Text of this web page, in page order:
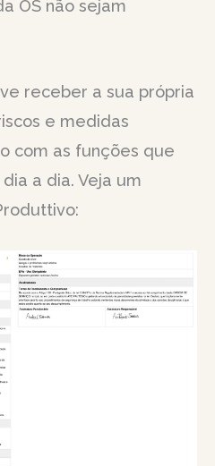
OS não sejam
receber a sua própria
e medidas
com as funções que
a dia. Veja um